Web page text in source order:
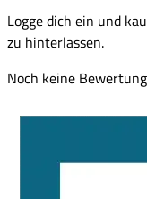
Logge dich ein und
zu hinterlassen.
Noch keine